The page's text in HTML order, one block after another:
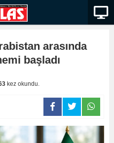
arasında
başladı
kez okundu.